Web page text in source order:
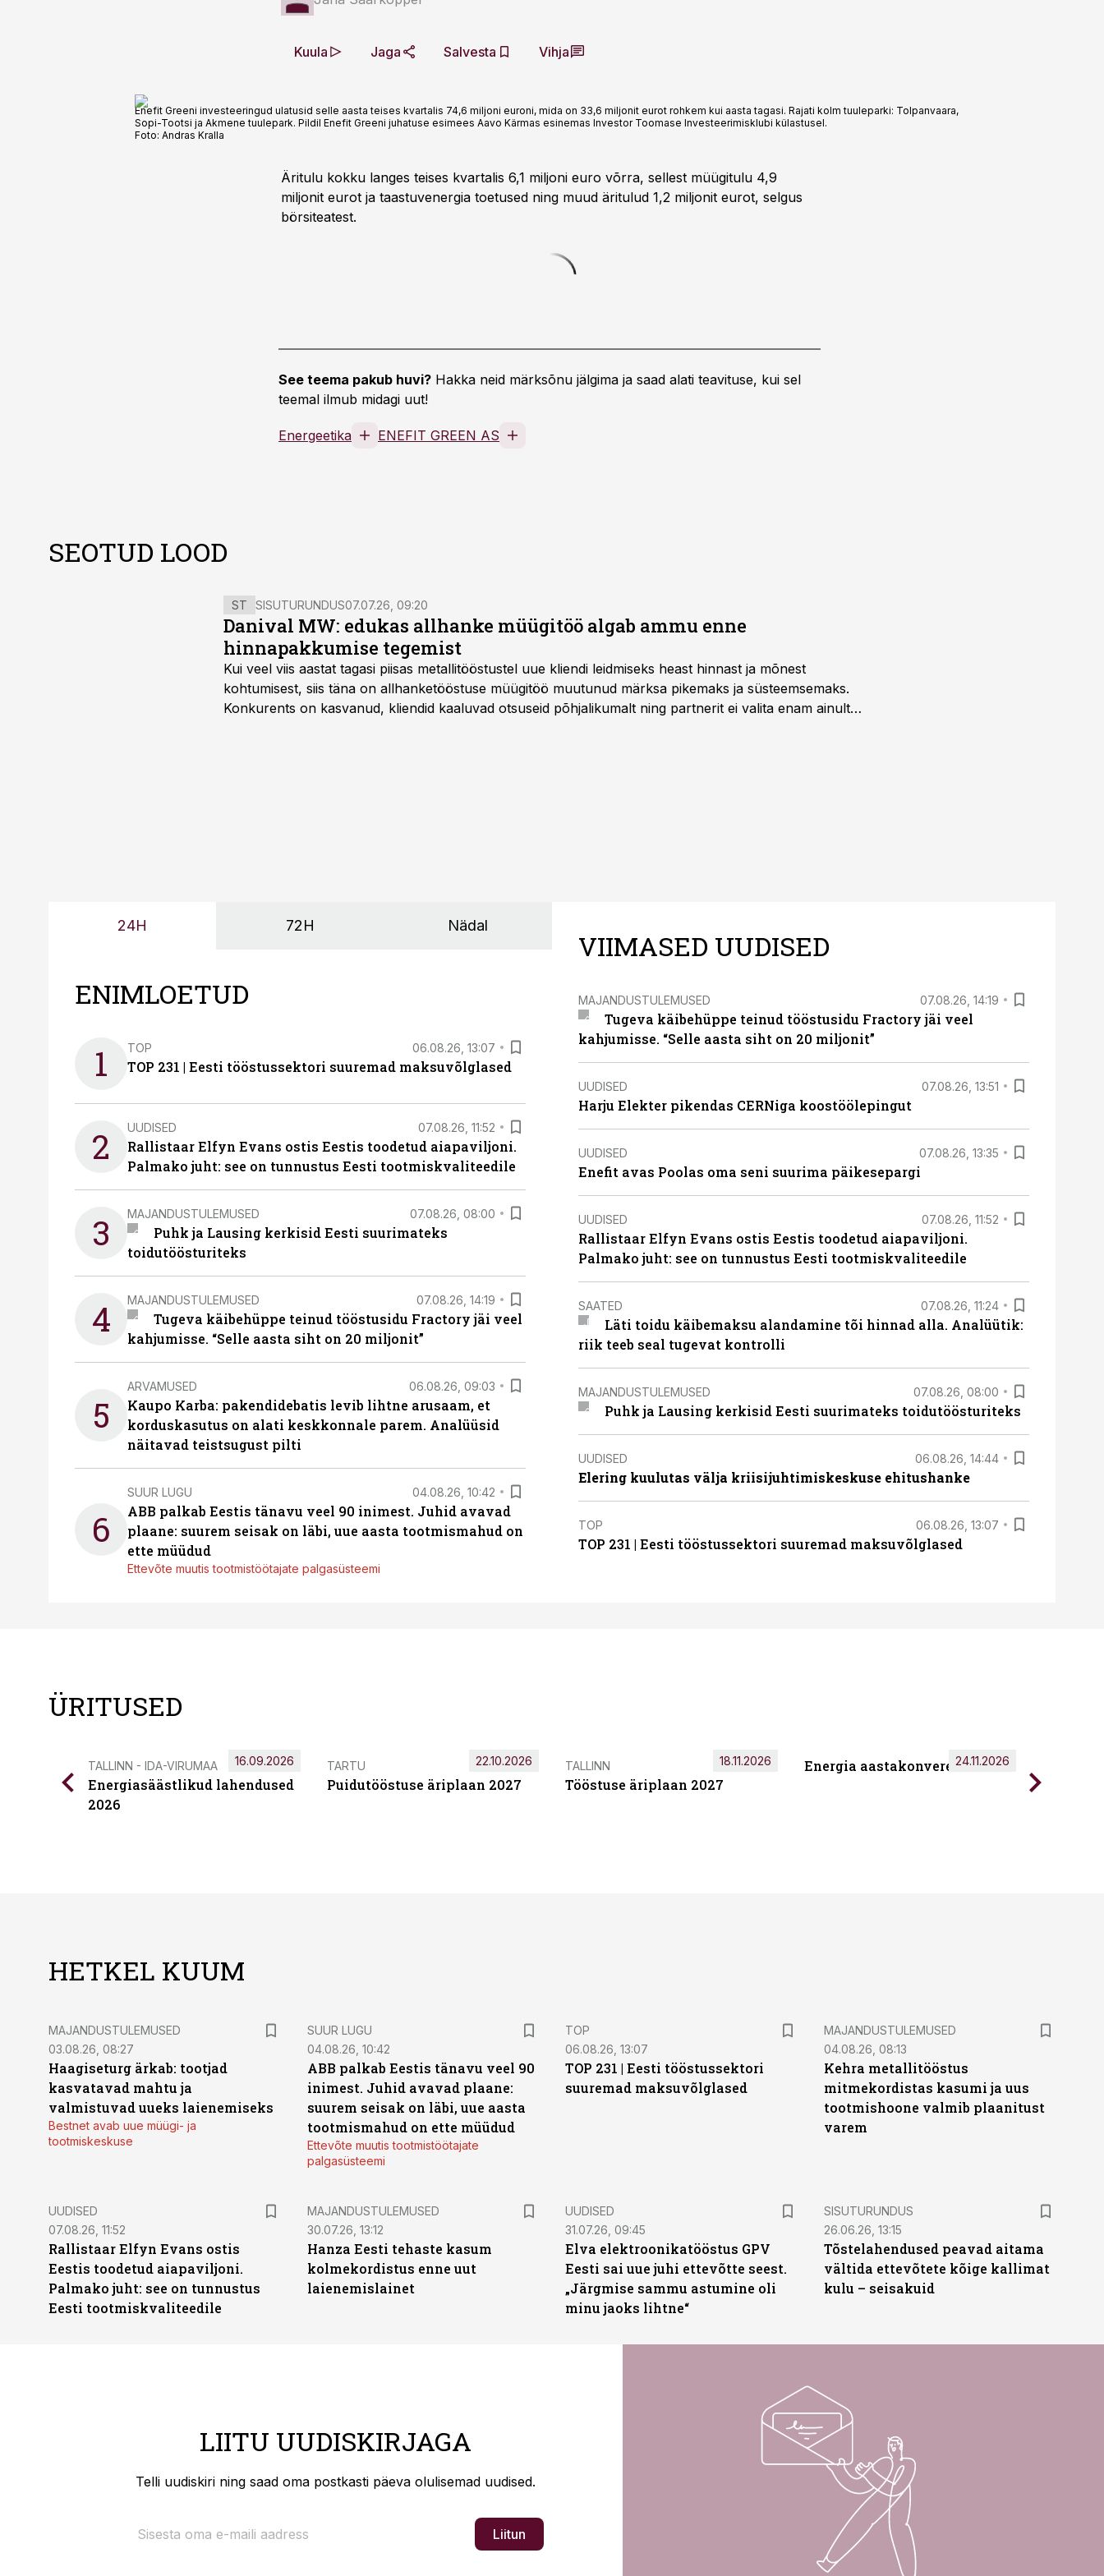
Kuula Jaga Salvesta Vihja
Enefit Greeni investeeringud ulatusid selle aasta teises kvartalis 74,6 miljoni euroni, mida on 33,6 miljonit eurot rohkem kui aasta tagasi. Rajati kolm tuuleparki: Tolpanvaara,
Sopi-Tootsi ja Akmene tuulepark. Pildil Enefit Greeni juhatuse esimees Aavo Kärmas esinemas Investor Toomase Investeerimisklubi külastusel.
Foto: Andras Kralla
Äritulu kokku langes teises kvartalis 6,1 miljoni euro võrra, sellest müügitulu 4,9
miljonit eurot ja taastuvenergia toetused ning muud äritulud 1,2 miljonit eurot, selgus
börsiteatest.
See teema pakub huvi? Hakka neid märksõnu jälgima ja saad alati teavituse, kui sel
teemal ilmub midagi uut!
Energeetika ENEFIT GREEN AS
SEOTUD LOOD
ST SISUTURUNDUS07.07.26, 09:20
Danival MW: edukas allhanke müügitöö algab ammu enne
hinnapakkumise tegemist
Kui veel viis aastat tagasi piisas metallitööstustel uue kliendi leidmiseks heast hinnast ja mõnest
kohtumisest, siis täna on allhanketööstuse müügitöö muutunud märksa pikemaks ja süsteemsemaks.
Konkurents on kasvanud, kliendid kaaluvad otsuseid põhjalikumalt ning partnerit ei valita enam ainult
24H 72H Nädal
ENIMLOETUD
1 TOP 06.08.26, 13:07
TOP 231 | Eesti tööstussektori suuremad maksuvõlglased
2 UUDISED 07.08.26, 11:52
Rallistaar Elfyn Evans ostis Eestis toodetud aiapaviljoni.
Palmako juht: see on tunnustus Eesti tootmiskvaliteedile
3 MAJANDUSTULEMUSED 07.08.26, 08:00
Puhk ja Lausing kerkisid Eesti suurimateks
toidutöösturiteks
4 MAJANDUSTULEMUSED 07.08.26, 14:19
Tugeva käibehüppe teinud tööstusidu Fractory jäi veel
kahjumisse. “Selle aasta siht on 20 miljonit”
5
ARVAMUSED 06.08.26, 09:03
Kaupo Karba: pakendidebatis levib lihtne arusaam, et
korduskasutus on alati keskkonnale parem. Analüüsid
näitavad teistsugust pilti
6
SUUR LUGU 04.08.26, 10:42
ABB palkab Eestis tänavu veel 90 inimest. Juhid avavad
plaane: suurem seisak on läbi, uue aasta tootmismahud on
ette müüdud
Ettevõte muutis tootmistöötajate palgasüsteemi
VIIMASED UUDISED
MAJANDUSTULEMUSED 07.08.26, 14:19
Tugeva käibehüppe teinud tööstusidu Fractory jäi veel
kahjumisse. “Selle aasta siht on 20 miljonit”
UUDISED 07.08.26, 13:51
Harju Elekter pikendas CERNiga koostöölepingut
UUDISED 07.08.26, 13:35
Enefit avas Poolas oma seni suurima päikesepargi
UUDISED 07.08.26, 11:52
Rallistaar Elfyn Evans ostis Eestis toodetud aiapaviljoni.
Palmako juht: see on tunnustus Eesti tootmiskvaliteedile
SAATED 07.08.26, 11:24
Läti toidu käibemaksu alandamine tõi hinnad alla. Analüütik:
riik teeb seal tugevat kontrolli
MAJANDUSTULEMUSED 07.08.26, 08:00
Puhk ja Lausing kerkisid Eesti suurimateks toidutöösturiteks
UUDISED 06.08.26, 14:44
Elering kuulutas välja kriisijuhtimiskeskuse ehitushanke
TOP 06.08.26, 13:07
TOP 231 | Eesti tööstussektori suuremad maksuvõlglased
ÜRITUSED
TALLINN - IDA-VIRUMAA
Energiasäästlikud lahendused
2026
16.09.2026 TARTU
Puidutööstuse äriplaan 2027
22.10.2026 TALLINN
Tööstuse äriplaan 2027
18.11.2026 Energia aastakonverents 2026
24.11.2026
HETKEL KUUM
MAJANDUSTULEMUSED
03.08.26, 08:27
Haagiseturg ärkab: tootjad
kasvatavad mahtu ja
valmistuvad uueks laienemiseks
Bestnet avab uue müügi- ja
tootmiskeskuse
SUUR LUGU
04.08.26, 10:42
ABB palkab Eestis tänavu veel 90
inimest. Juhid avavad plaane:
suurem seisak on läbi, uue aasta
tootmismahud on ette müüdud
Ettevõte muutis tootmistöötajate
palgasüsteemi
TOP
06.08.26, 13:07
TOP 231 | Eesti tööstussektori
suuremad maksuvõlglased
MAJANDUSTULEMUSED
04.08.26, 08:13
Kehra metallitööstus
mitmekordistas kasumi ja uus
tootmishoone valmib plaanitust
varem
UUDISED
07.08.26, 11:52
Rallistaar Elfyn Evans ostis
Eestis toodetud aiapaviljoni.
Palmako juht: see on tunnustus
Eesti tootmiskvaliteedile
MAJANDUSTULEMUSED
30.07.26, 13:12
Hanza Eesti tehaste kasum
kolmekordistus enne uut
laienemislainet
UUDISED
31.07.26, 09:45
Elva elektroonikatööstus GPV
Eesti sai uue juhi ettevõtte seest.
„Järgmise sammu astumine oli
minu jaoks lihtne“
ST
SISUTURUNDUS
26.06.26, 13:15
Tõstelahendused peavad aitama
vältida ettevõtete kõige kallimat
kulu – seisakuid
LIITU UUDISKIRJAGA
Telli uudiskiri ning saad oma postkasti päeva olulisemad uudised.
Liitun